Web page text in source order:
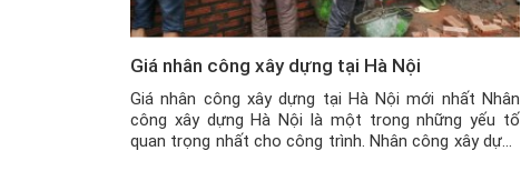
Giá nhân công xây dựng tại Hà Nội
Giá nhân công xây dựng tại Hà Nội mới nhất Nhân
công xây dựng Hà Nội là một trong những yếu tố
quan trọng nhất cho công trình. Nhân công xây dựng